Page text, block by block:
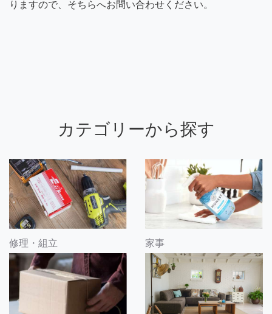
りますので、そちらへお問い合わせください。
カテゴリーから探す
修理・組立 家事